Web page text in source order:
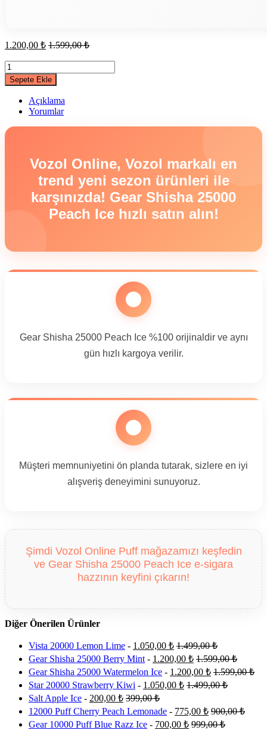
1.200,00 ₺ 1.599,00₺
Gear
Shisha
25000
Peach
quantity
Sepete Ekle
Açıklama
Yorumlar
Vozol Online, Vozol markalı en
trend yeni sezon ürünleri ile
karşınızda! Gear Shisha 25000
Peach Ice hızlı satın alın!
Gear Shisha 25000 Peach Ice %100 orijinaldir ve aynı
gün hızlı kargoya verilir.
Müşteri memnuniyetini ön planda tutarak, sizlere en iyi
alışveriş deneyimini sunuyoruz.
Şimdi Vozol Online Puff mağazamızı keşfedin
ve Gear Shisha 25000 Peach Ice e-sigara
hazzının keyfini çıkarın!
Diğer Önerilen Ürünler
Vista 20000 Lemon Lime - 1.050,00 ₺ 1.499,00₺
Gear Shisha 25000 Berry Mint - 1.200,00 ₺ 1.599,00₺
Gear Shisha 25000 Watermelon Ice - 1.200,00 ₺ 1.599,00₺
Star 20000 Strawberry Kiwi - 1.050,00 ₺ 1.499,00₺
Salt Apple Ice - 200,00 ₺ 399,00₺
12000 Puff Cherry Peach Lemonade - 775,00 ₺ 900,00₺
Gear 10000 Puff Blue Razz Ice - 700,00 ₺ 999,00₺